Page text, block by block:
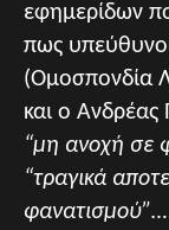
εφημερίδων
πως
(Ομοσπονδία
και ο
“μη ανοχή σε
“τραγικά
φανατισμού”…